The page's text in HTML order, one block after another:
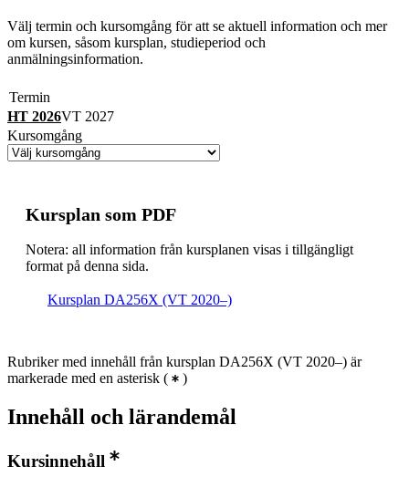
Välj termin och kursomgång för att se aktuell information och mer
om kursen, såsom kursplan, studieperiod och
anmälningsinformation.
Termin
HT 2026VT 2027
Kursomgång
Kursplan som PDF
Notera: all information från kursplanen visas i tillgängligt
format på denna sida.
Kursplan DA256X (VT 2020–)
Rubriker med innehåll från kursplan DA256X (VT 2020–) är
markerade med en asterisk ( )
Innehåll och lärandemål
Kursinnehåll